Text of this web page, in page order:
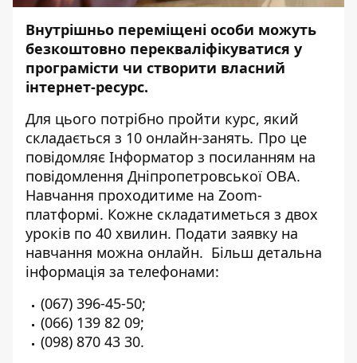
Внутрішньо переміщені особи можуть
безкоштовно перекваліфікуватися у
програмісти чи створити власний
інтернет-ресурс.
Для цього потрібно пройти курс, який
складається з 10 онлайн-занять. Про це
повідомляє Інформатор з посиланням на
повідомлення Дніпропетровської ОВА.
Навчання проходитиме на Zoom-
платформі. Кожне складатиметься з двох
уроків по 40 хвилин. Подати заявку на
навчання можна онлайн. Більш детальна
інформація за телефонами:
(067) 396-45-50;
(066) 139 82 09;
(098) 870 43 30.